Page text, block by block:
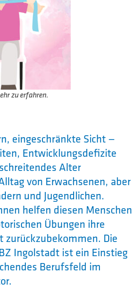
zu erfahren.
eingeschränkte Sicht —
Entwicklungsdefizite
Alter
von Erwachsenen, aber
und Jugendlichen.
helfen diesen Menschen
Übungen ihre
zurückzubekommen. Die
Ingolstadt ist ein Einstieg
Berufsfeld im